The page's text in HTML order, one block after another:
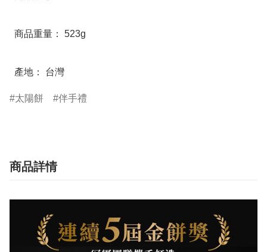
  產地： 台灣
太陽餅 伴手禮
商品詳情